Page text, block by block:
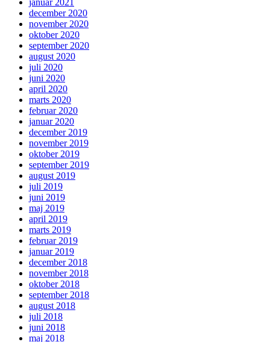
januar 2021
december 2020
november 2020
oktober 2020
september 2020
august 2020
juli 2020
juni 2020
april 2020
marts 2020
februar 2020
januar 2020
december 2019
november 2019
oktober 2019
september 2019
august 2019
juli 2019
juni 2019
maj 2019
april 2019
marts 2019
februar 2019
januar 2019
december 2018
november 2018
oktober 2018
september 2018
august 2018
juli 2018
juni 2018
maj 2018